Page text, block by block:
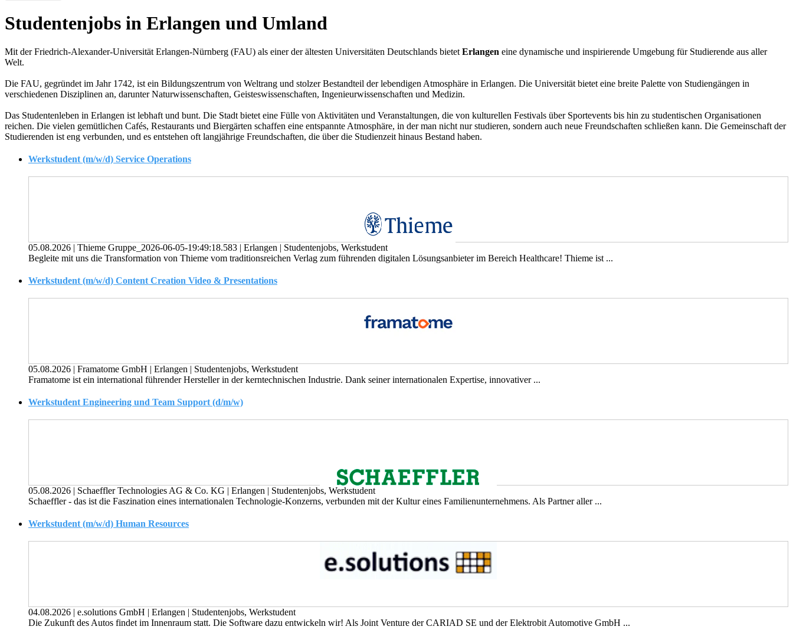
Studentenjobs in Erlangen und Umland
Mit der Friedrich-Alexander-Universität Erlangen-Nürnberg (FAU) als einer der ältesten Universitäten Deutschlands bietetErlangen eine dynamische und inspirierende Umgebung für Studierende aus aller
Welt.
Die FAU, gegründet im Jahr 1742, ist ein Bildungszentrum von Weltrang und stolzer Bestandteil der lebendigen Atmosphäre in Erlangen. Die Universität bietet eine breite Palette von Studiengängen in
verschiedenen Disziplinen an, darunter Naturwissenschaften, Geisteswissenschaften, Ingenieurwissenschaften und Medizin.
Das Studentenleben in Erlangen ist lebhaft und bunt. Die Stadt bietet eine Fülle von Aktivitäten und Veranstaltungen, die von kulturellen Festivals über Sportevents bis hin zu studentischen Organisationen
reichen. Die vielen gemütlichen Cafés, Restaurants und Biergärten schaffen eine entspannte Atmosphäre, in der man nicht nur studieren, sondern auch neue Freundschaften schließen kann. Die Gemeinschaft der
Studierenden ist eng verbunden, und es entstehen oft langjährige Freundschaften, die über die Studienzeit hinaus Bestand haben.
Werkstudent (m/w/d) Service Operations
05.08.2026 | Thieme Gruppe_2026-06-05-19:49:18.583 | Erlangen | Studentenjobs, Werkstudent
Begleite mit uns die Transformation von Thieme vom traditionsreichen Verlag zum führenden digitalen Lösungsanbieter im Bereich Healthcare! Thieme ist ...
Werkstudent (m/w/d) Content Creation Video & Presentations
05.08.2026 | Framatome GmbH | Erlangen | Studentenjobs, Werkstudent
Framatome ist ein international führender Her­steller in der kern­technischen Industrie. Dank seiner inter­natio­nalen Expertise, inno­vativer ...
Werkstudent Engineering und Team Support (d/m/w)
05.08.2026 | Schaeffler Technologies AG & Co. KG | Erlangen | Studentenjobs, Werkstudent
Schaeffler - das ist die Faszination eines internationalen Technologie-Konzerns, verbunden mit der Kultur eines Familienunternehmens. Als Partner aller ...
Werkstudent (m/w/d) Human Resources
04.08.2026 | e.solutions GmbH | Erlangen | Studentenjobs, Werkstudent
Die Zukunft des Autos findet im Innenraum statt. Die Software dazu entwickeln wir! Als Joint Venture der CARIAD SE und der Elektrobit Automotive GmbH ...